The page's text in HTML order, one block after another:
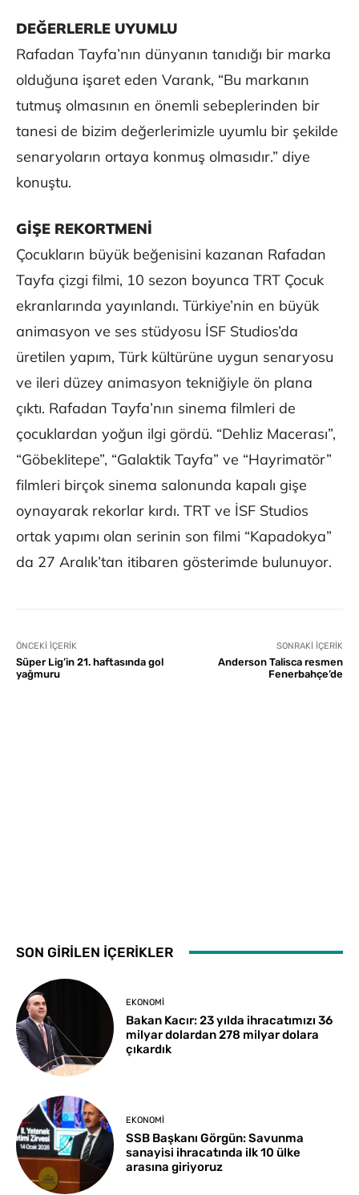
DEĞERLERLE UYUMLU
Rafadan Tayfa’nın dünyanın tanıdığı bir marka
olduğuna işaret eden Varank, “Bu markanın
tutmuş olmasının en önemli sebeplerinden bir
tanesi de bizim değerlerimizle uyumlu bir şekilde
senaryoların ortaya konmuş olmasıdır.” diye
konuştu.
GİŞE REKORTMENİ
Çocukların büyük beğenisini kazanan Rafadan
Tayfa çizgi filmi, 10 sezon boyunca TRT Çocuk
ekranlarında yayınlandı. Türkiye’nin en büyük
animasyon ve ses stüdyosu İSF Studios’da
üretilen yapım, Türk kültürüne uygun senaryosu
ve ileri düzey animasyon tekniğiyle ön plana
çıktı. Rafadan Tayfa’nın sinema filmleri de
çocuklardan yoğun ilgi gördü. “Dehliz Macerası”,
“Göbeklitepe”, “Galaktik Tayfa” ve “Hayrimatör”
filmleri birçok sinema salonunda kapalı gişe
oynayarak rekorlar kırdı. TRT ve İSF Studios
ortak yapımı olan serinin son filmi “Kapadokya”
da 27 Aralık’tan itibaren gösterimde bulunuyor.
ÖNCEKI İÇERIK
Süper Lig’in 21. haftasında gol
yağmuru
SONRAKI İÇERIK
Anderson Talisca resmen
Fenerbahçe’de
SON GİRİLEN İÇERİKLER
EKONOMI
Bakan Kacır: 23 yılda ihracatımızı 36
milyar dolardan 278 milyar dolara
çıkardık
EKONOMI
SSB Başkanı Görgün: Savunma
sanayisi ihracatında ilk 10 ülke
arasına giriyoruz